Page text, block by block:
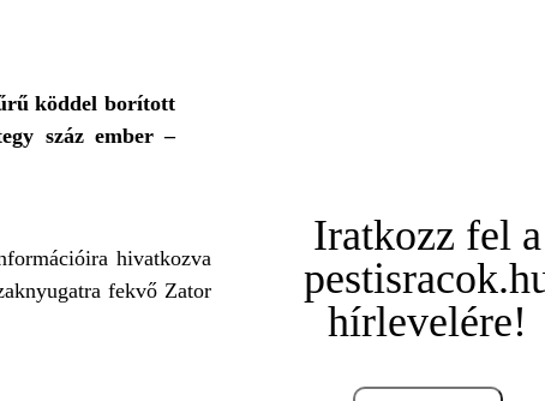
köddel borított
száz ember –
hivatkozva
fekvő Zator
Iratkozz fel a
hírlevelére!